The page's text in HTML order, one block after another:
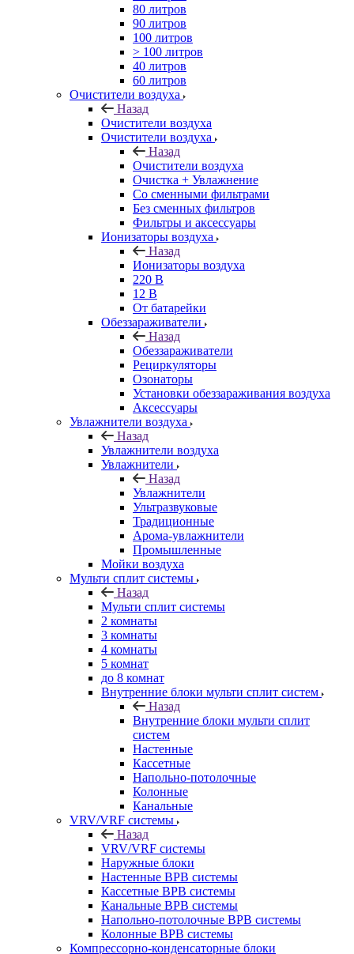
80 литров
90 литров
100 литров
> 100 литров
40 литров
60 литров
Очистители воздуха
Назад
Очистители воздуха
Очистители воздуха
Назад
Очистители воздуха
Очистка + Увлажнение
Cо сменными фильтрами
Без сменных фильтров
Фильтры и аксессуары
Ионизаторы воздуха
Назад
Ионизаторы воздуха
220 В
12 В
От батарейки
Обеззараживатели
Назад
Обеззараживатели
Рециркуляторы
Озонаторы
Установки обеззараживания воздуха
Аксессуары
Увлажнители воздуха
Назад
Увлажнители воздуха
Увлажнители
Назад
Увлажнители
Ультразвуковые
Традиционные
Арома-увлажнители
Промышленные
Мойки воздуха
Мульти сплит системы
Назад
Мульти сплит системы
2 комнаты
3 комнаты
4 комнаты
5 комнат
до 8 комнат
Внутренние блоки мульти сплит систем
Назад
Внутренние блоки мульти сплит
систем
Настенные
Кассетные
Напольно-потолочные
Колонные
Канальные
VRV/VRF системы
Назад
VRV/VRF системы
Наружные блоки
Настенные ВРВ системы
Кассетные ВРВ системы
Канальные ВРВ системы
Напольно-потолочные ВРВ системы
Колонные ВРВ системы
Компрессорно-конденсаторные блоки